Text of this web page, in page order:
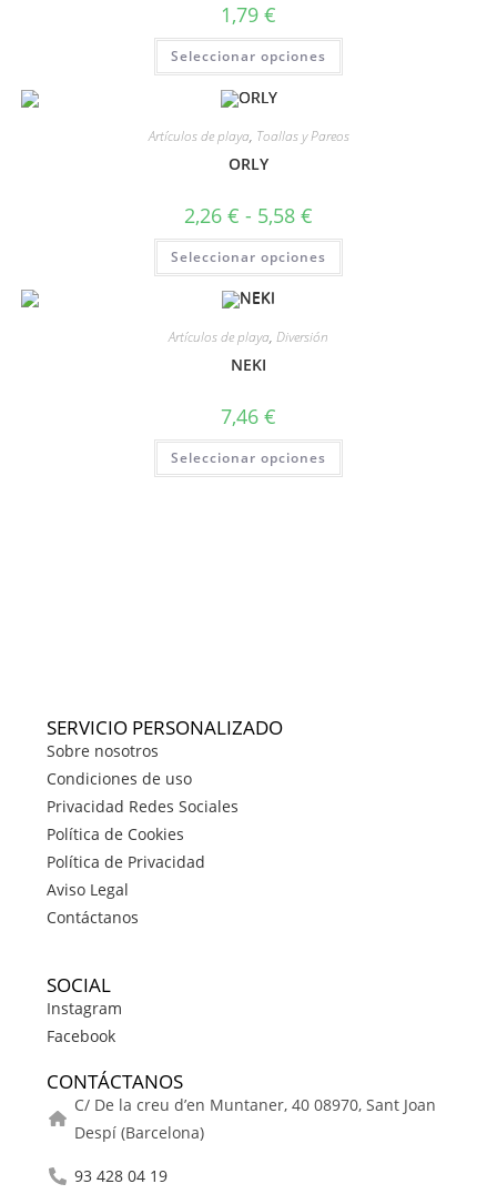
1,79 €
Seleccionar opciones
Artículos de playa, Toallas y Pareos
ORLY
2,26 € - 5,58 €
Seleccionar opciones
Artículos de playa, Diversión
NEKI
7,46 €
Seleccionar opciones
SERVICIO PERSONALIZADO
Sobre nosotros
Condiciones de uso
Privacidad Redes Sociales
Política de Cookies
Política de Privacidad
Aviso Legal
Contáctanos
SOCIAL
Instagram
Facebook
CONTÁCTANOS
C/ De la creu d’en Muntaner, 40 08970, Sant Joan
Despí (Barcelona)
93 428 04 19